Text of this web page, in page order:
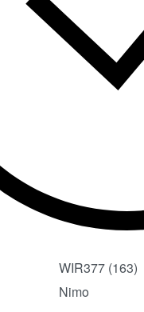
WIR377 (163)
Nimo